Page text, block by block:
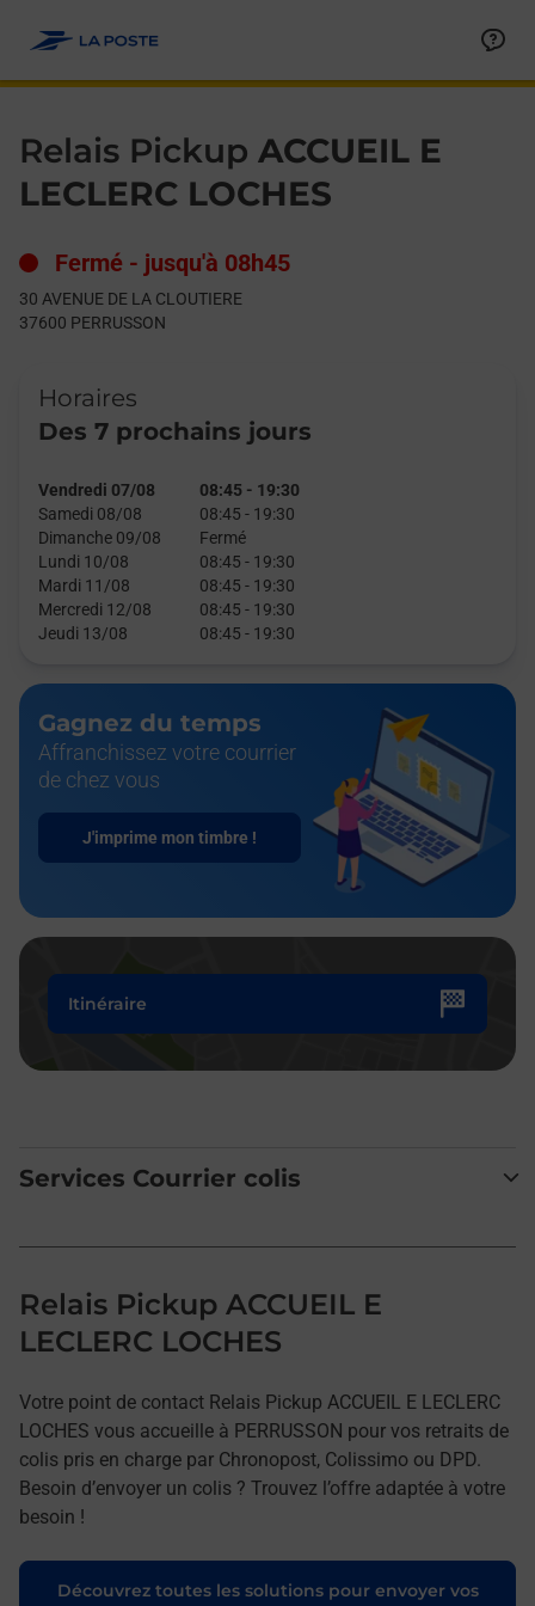
Relais Pickup ACCUEIL E
LECLERC LOCHES
Fermé - jusqu'à 08h45
30 AVENUE DE LA CLOUTIERE
37600 PERRUSSON
Horaires
Des 7 prochains jours
Vendredi 07/08 08:45 - 19:30
Samedi 08/08
08:45 - 19:30
Dimanche 09/08
Fermé
Lundi 10/08
08:45 - 19:30
Mardi 11/08
08:45 - 19:30
Mercredi 12/08
08:45 - 19:30
Jeudi 13/08
08:45 - 19:30
Gagnez du temps
Affranchissez votre courrier
de chez vous
J'imprime mon timbre !
Itinéraire
Services Courrier colis
Relais Pickup ACCUEIL E
LECLERC LOCHES
Votre point de contact Relais Pickup ACCUEIL E LECLERC
LOCHES vous accueille à PERRUSSON pour vos retraits de
colis pris en charge par Chronopost, Colissimo ou DPD.
Besoin d’envoyer un colis ? Trouvez l’offre adaptée à votre
besoin !
Découvrez toutes les solutions pour envoyer vos